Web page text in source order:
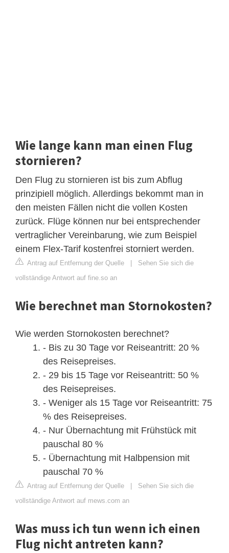
Wie lange kann man einen Flug
stornieren?
Den Flug zu stornieren ist bis zum Abflug
prinzipiell möglich. Allerdings bekommt man in
den meisten Fällen nicht die vollen Kosten
zurück. Flüge können nur bei entsprechender
vertraglicher Vereinbarung, wie zum Beispiel
einem Flex-Tarif kostenfrei storniert werden.
Antrag auf Entfernung der Quelle | Sehen Sie sich die
vollständige Antwort auf fine.so an
Wie berechnet man Stornokosten?
Wie werden Stornokosten berechnet?
- Bis zu 30 Tage vor Reiseantritt: 20 %
des Reisepreises.
- 29 bis 15 Tage vor Reiseantritt: 50 %
des Reisepreises.
- Weniger als 15 Tage vor Reiseantritt: 75
% des Reisepreises.
- Nur Übernachtung mit Frühstück mit
pauschal 80 %
- Übernachtung mit Halbpension mit
pauschal 70 %
Antrag auf Entfernung der Quelle | Sehen Sie sich die
vollständige Antwort auf mews.com an
Was muss ich tun wenn ich einen
Flug nicht antreten kann?